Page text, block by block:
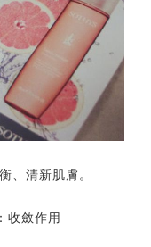
、清新肌膚。
收斂作用